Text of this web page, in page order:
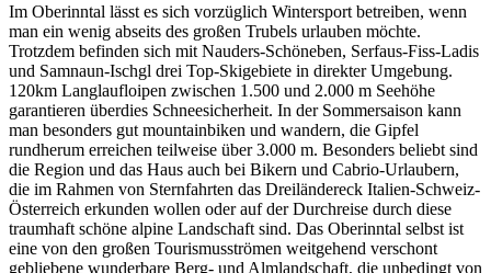
Im Oberinntal lässt es sich vorzüglich Wintersport betreiben, wenn
man ein wenig abseits des großen Trubels urlauben möchte.
Trotzdem befinden sich mit Nauders-Schöneben, Serfaus-Fiss-Ladis
und Samnaun-Ischgl drei Top-Skigebiete in direkter Umgebung.
120km Langlaufloipen zwischen 1.500 und 2.000 m Seehöhe
garantieren überdies Schneesicherheit. In der Sommersaison kann
man besonders gut mountainbiken und wandern, die Gipfel
rundherum erreichen teilweise über 3.000 m. Besonders beliebt sind
die Region und das Haus auch bei Bikern und Cabrio-Urlaubern,
die im Rahmen von Sternfahrten das Dreiländereck Italien-Schweiz-
Österreich erkunden wollen oder auf der Durchreise durch diese
traumhaft schöne alpine Landschaft sind. Das Oberinntal selbst ist
eine von den großen Tourismusströmen weitgehend verschont
gebliebene wunderbare Berg- und Almlandschaft, die unbedingt von